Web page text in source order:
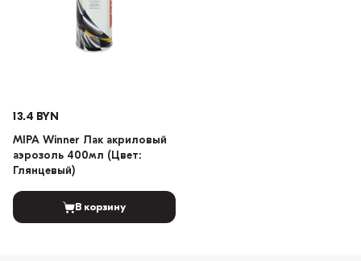
13.4 BYN
MIPA Winner Лак акриловый
аэрозоль 400мл (Цвет:
Глянцевый)
В корзину